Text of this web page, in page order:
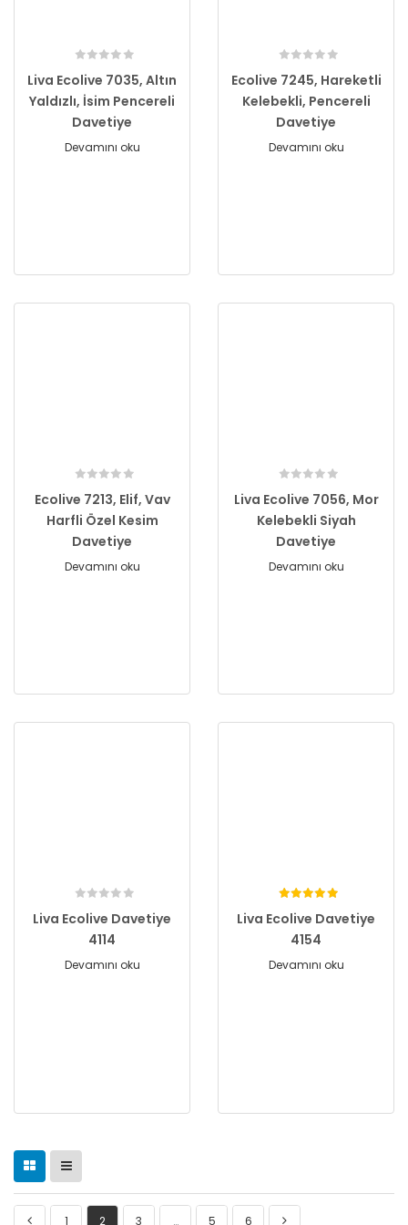
Liva Ecolive 7035, Altın
Yaldızlı, İsim Pencereli
Davetiye
Devamını oku
Ecolive 7245, Hareketli
Kelebekli, Pencereli
Davetiye
Devamını oku
Ecolive 7213, Elif, Vav
Harfli Özel Kesim
Davetiye
Devamını oku
Liva Ecolive 7056, Mor
Kelebekli Siyah
Davetiye
Devamını oku
Liva Ecolive Davetiye
4114
Devamını oku
Liva Ecolive Davetiye
4154
Devamını oku
1 2 3 … 5 6